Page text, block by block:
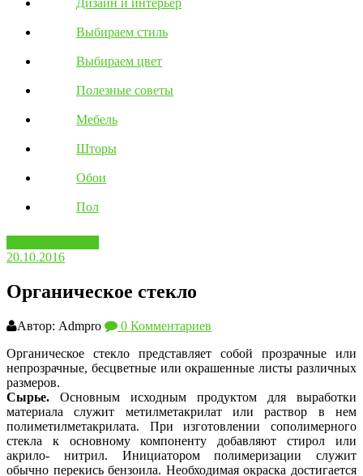
Дизайн и интерьер
Выбираем стиль
Выбираем цвет
Полезные советы
Мебель
Шторы
Обои
Пол
20.10.2016
Органическое стекло
Автор: Admpro
0 Комментариев
Органическое стекло представляет собой прозрачные или
непрозрачные, бесцветные или окрашенные листы различных
размеров.
Сырье. Основным исходным продуктом для выработки
материала служит метилметакрилат или раствор в нем
полиметилметакрилата. При изготовлении сополимерного
стекла к основному компоненту добавляют стирол или
акрило- нитрил. Инициатором полимеризации служит
обычно перекись бензоила. Необходимая окраска достигается